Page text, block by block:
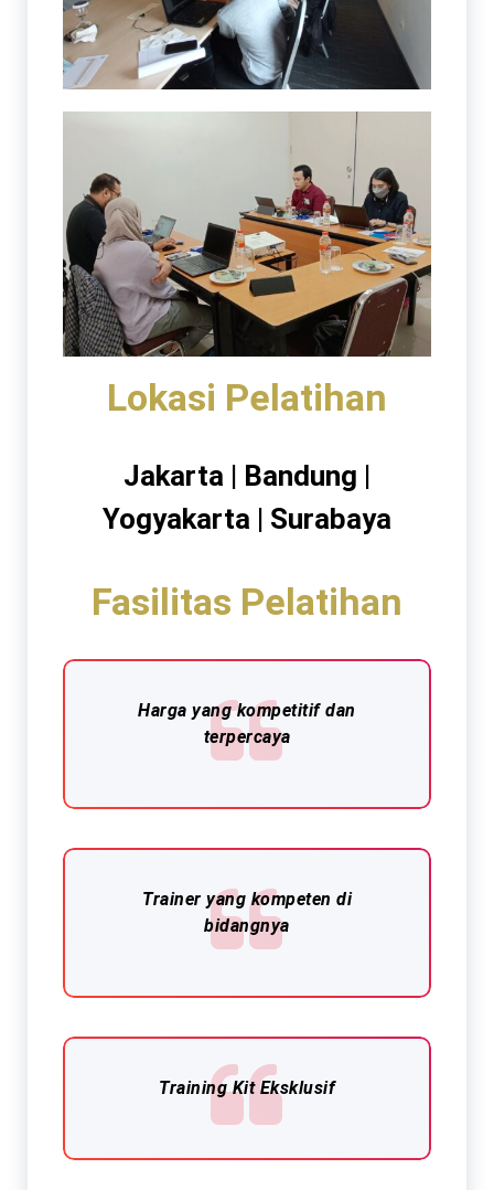
Lokasi Pelatihan
Jakarta | Bandung |
Yogyakarta | Surabaya
Fasilitas Pelatihan
Harga yang kompetitif dan
terpercaya
Trainer yang kompeten di
bidangnya
Training Kit Eksklusif​